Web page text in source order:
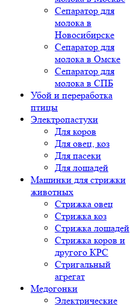
Сепаратор для
молока в
Новосибирске
Сепаратор для
молока в Омске
Сепаратор для
молока в СПБ
Убой и переработка
птицы
Электропастухи
Для коров
Для овец, коз
Для пасеки
Для лошадей
Машинки для стрижки
животных
Стрижка овец
Стрижка коз
Стрижка лошадей
Стрижка коров и
другого КРС
Стригальный
агрегат
Медогонки
Электрические